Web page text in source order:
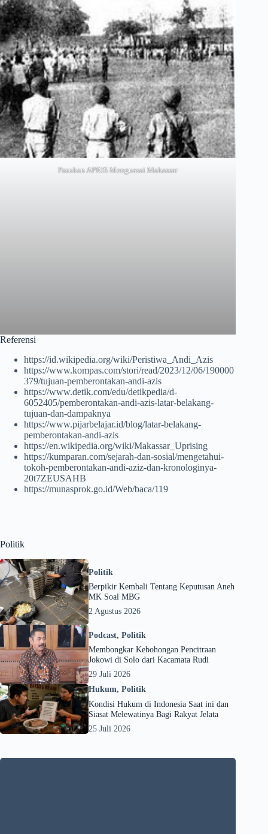
Pasukan APRIS Menguasai Makassar
Referensi
https://id.wikipedia.org/wiki/Peristiwa_Andi_Azis
https://www.kompas.com/stori/read/2023/12/06/190000
379/tujuan-pemberontakan-andi-azis
https://www.detik.com/edu/detikpedia/d-
6052405/pemberontakan-andi-azis-latar-belakang-
tujuan-dan-dampaknya
https://www.pijarbelajar.id/blog/latar-belakang-
pemberontakan-andi-azis
https://en.wikipedia.org/wiki/Makassar_Uprising
https://kumparan.com/sejarah-dan-sosial/mengetahui-
tokoh-pemberontakan-andi-aziz-dan-kronologinya-
20t7ZEUSAHB
https://munasprok.go.id/Web/baca/119
Politik
Politik
Berpikir Kembali Tentang Keputusan Aneh
MK Soal MBG
2 Agustus 2026
Podcast, Politik
Membongkar Kebohongan Pencitraan
Jokowi di Solo dari Kacamata Rudi
29 Juli 2026
Hukum, Politik
Kondisi Hukum di Indonesia Saat ini dan
Siasat Melewatinya Bagi Rakyat Jelata
25 Juli 2026